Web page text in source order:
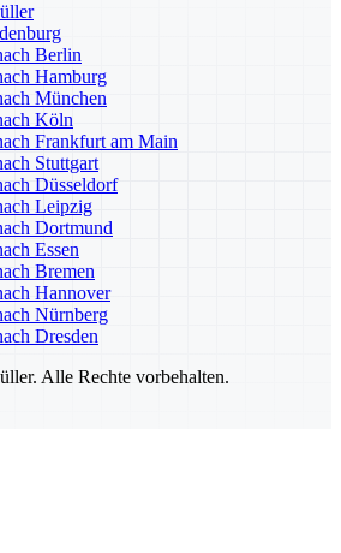
Berlin
Hamburg
München
Köln
Frankfurt am Main
Stuttgart
Düsseldorf
Leipzig
Dortmund
Essen
Bremen
Hannover
Nürnberg
Dresden
Alle Rechte vorbehalten.